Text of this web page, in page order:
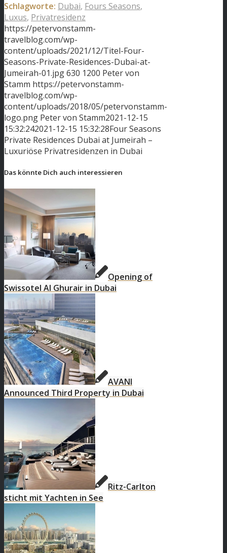
Schlagworte: Dubai, Fours Seasons,
Luxus, Privatresidenz
https://petervonstamm-
travelblog.com/wp-
content/uploads/2021/12/Titel-Four-
Seasons-Private-Residences-Dubai-at-
Jumeirah-01.jpg630 1200 Peter von
Stamm https://petervonstamm-
travelblog.com/wp-
content/uploads/2018/05/petervonstamm-
logo.png Peter von Stamm2021-12-15
15:32:242021-12-15 15:32:28Four Seasons
Private Residences Dubai at Jumeirah –
Luxuriöse Privatresidenzen in Dubai
Das könnte Dich auch interessieren
Opening of
Swissotel Al Ghurair in Dubai
AVANI
Announced Third Property in Dubai
Ritz-Carlton
sticht mit Yachten in See